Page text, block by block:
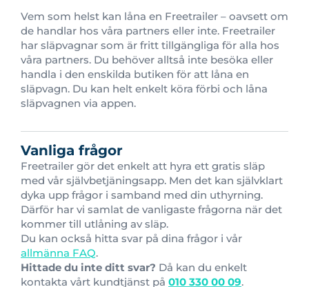
Vem som helst kan låna en Freetrailer – oavsett om
de handlar hos våra partners eller inte. Freetrailer
har släpvagnar som är fritt tillgängliga för alla hos
våra partners. Du behöver alltså inte besöka eller
handla i den enskilda butiken för att låna en
släpvagn. Du kan helt enkelt köra förbi och låna
släpvagnen via appen.
Vanliga frågor
Freetrailer gör det enkelt att hyra ett gratis släp
med vår självbetjäningsapp. Men det kan självklart
dyka upp frågor i samband med din uthyrning.
Därför har vi samlat de vanligaste frågorna när det
kommer till utlåning av släp.
Du kan också hitta svar på dina frågor i vår
allmänna FAQ.
Hittade du inte ditt svar? Då kan du enkelt
kontakta vårt kundtjänst på 010 330 00 09.